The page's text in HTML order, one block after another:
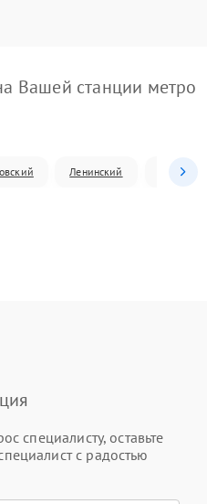
Вашей станции метро
Ленинский
специалисту, оставьте
с радостью